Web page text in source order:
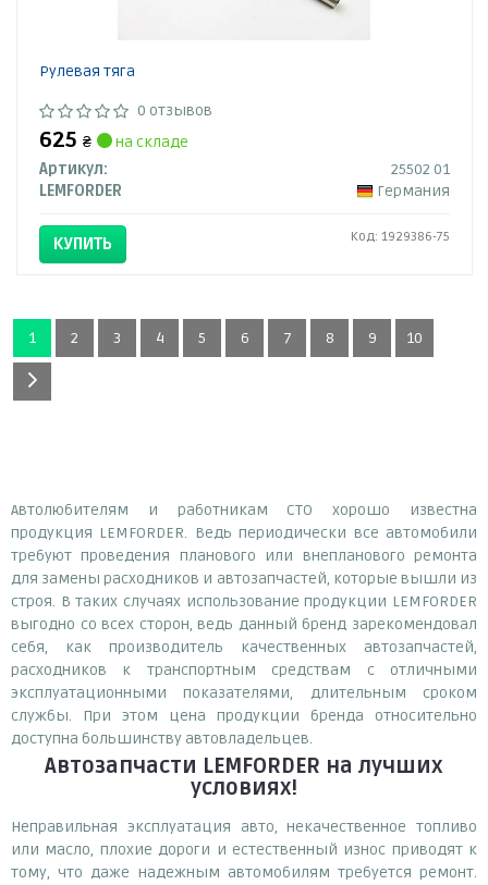
Рулевая тяга
0 отзывов
625 ₴
на складе
Артикул:
25502 01
LEMFORDER
Германия
КУПИТЬ Код: 1929386-75
1 2 3 4 5 6 7 8 9 10
Автолюбителям и работникам СТО хорошо известна
продукция LEMFORDER. Ведь периодически все автомобили
требуют проведения планового или внепланового ремонта
для замены расходников и автозапчастей, которые вышли из
строя. В таких случаях использование продукции LEMFORDER
выгодно со всех сторон, ведь данный бренд зарекомендовал
себя, как производитель качественных автозапчастей,
расходников к транспортным средствам с отличными
эксплуатационными показателями, длительным сроком
службы. При этом цена продукции бренда относительно
доступна большинству автовладельцев.
Автозапчасти LEMFORDER на лучших
условиях!
Неправильная эксплуатация авто, некачественное топливо
или масло, плохие дороги и естественный износ приводят к
тому, что даже надежным автомобилям требуется ремонт.